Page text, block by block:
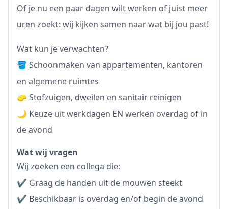
Of je nu een paar dagen wilt werken of juist meer
uren zoekt: wij kijken samen naar wat bij jou past!
Wat kun je verwachten?
🪣 Schoonmaken van appartementen, kantoren
en algemene ruimtes
🧽 Stofzuigen, dweilen en sanitair reinigen
🌙 Keuze uit werkdagen EN werken overdag of in
de avond
Wat wij vragen
Wij zoeken een collega die:
✔️ Graag de handen uit de mouwen steekt
✔️ Beschikbaar is overdag en/of begin de avond